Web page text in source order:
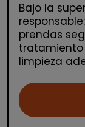
Bajo la
prendas
tratamiento
limpieza